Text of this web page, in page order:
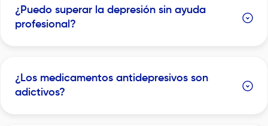
¿Puedo superar la depresión sin ayuda
profesional?
¿Los medicamentos antidepresivos son
adictivos?